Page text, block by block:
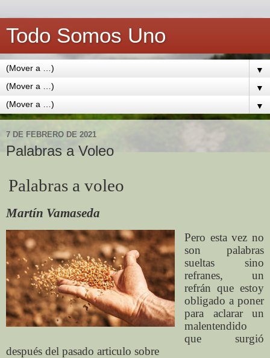
Todo Somos Uno
▼
▼
▼
7 DE FEBRERO DE 2021
Palabras a Voleo
Palabras a voleo
Martín Vamaseda
Pero esta vez no
son palabras
sueltas sino
refranes, un
refrán que estoy
obligado a poner
para aclarar un
malentendido
que surgió
después del pasado articulo sobre